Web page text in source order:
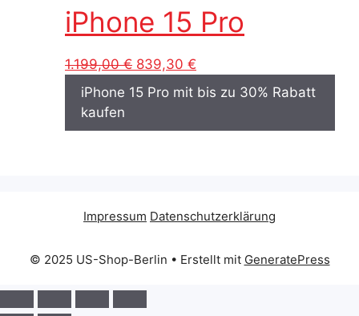
iPhone 15 Pro
1.199,00€ Ursprünglicher
Preis
839,30 €
Preis
iPhone 15 Pro mit bis zu 30% Rabatt
kaufen
Impressum Datenschutzerklärung
© 2025 US-Shop-Berlin • Erstellt mit GeneratePress